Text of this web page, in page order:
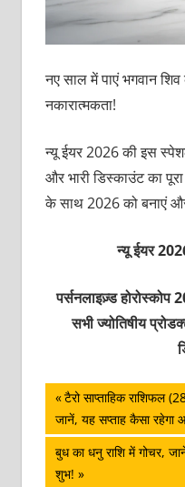
नए साल में पाएं भगवान
नकारात्मकता!
न्यू ईयर 2026 की इस
और भारी डिस्काउंट का
के साथ 2026 को बनाएं
न्यू ईयर
पर्सनलाइज़्ड होरोस्कोप
सभी ज्योतिषीय
पोस्ट
नेविगेशन
Previous
Post:
टैरो साप्ताहिक राशिफल
जानें, यह सप्ताह कैसा रहेगा
Next
Post:
बुध का धनु राशि में गोचर,
शुभ!